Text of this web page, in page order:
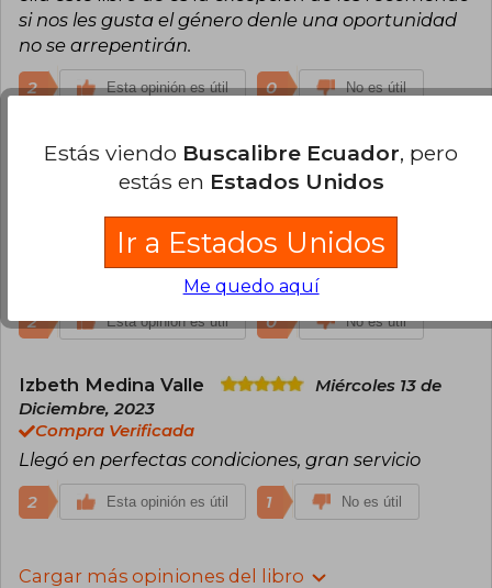
si nos les gusta el género denle una oportunidad
no se arrepentirán.
2 Esta opinión es útil 0 No es útil
Flami Muñoz
Miércoles 24 de Abril, 2024
Compra Verificada
encantado como puede enfocarlo desde puntos
diferentes mientras la trama sigue girando en
torno a los asesinatos del campus.
2 Esta opinión es útil 0 No es útil
Izbeth Medina Valle
Miércoles 13 de
Diciembre, 2023
Compra Verificada
Llegó en perfectas condiciones, gran servicio
2 Esta opinión es útil 1 No es útil
Cargar más opiniones del libro
Estás viendo Buscalibre Ecuador, pero
estás en Estados Unidos
Ir a Estados Unidos
Me quedo aquí